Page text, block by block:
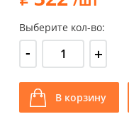
Выберите кол-во:
- +
В корзину